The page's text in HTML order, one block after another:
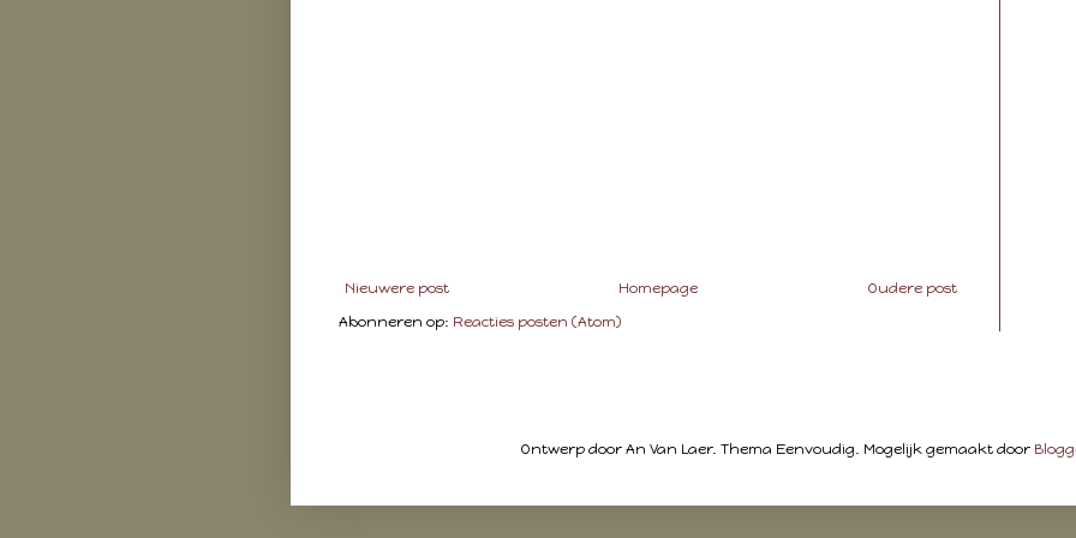
Nieuwere post Oudere post
Homepage
Abonneren op: Reacties posten (Atom)
Ontwerp door An Van Laer. Thema Eenvoudig. Mogelijk gemaakt door